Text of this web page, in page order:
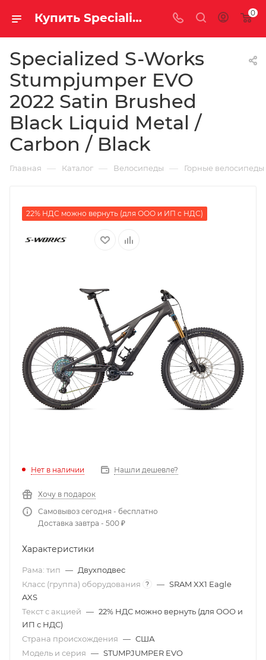
Купить Specialized S-Works Stumpjumper EVO 2022 Satin Brushed Black Liquid Metal / Carbon / Black за рублей, а со скидкой 1 644 000 руб. 0
Specialized S-Works
Stumpjumper EVO
2022 Satin Brushed
Black Liquid Metal /
Carbon / Black
Главная — Каталог — Велосипеды — Горные велосипеды
22% НДС можно вернуть (для ООО и ИП с НДС)
Нет в наличии Нашли дешевле?
Хочу в подарок
Самовывоз сегодня - бесплатно
Доставка завтра - 500 ₽
Характеристики
Рама: тип — Двухподвес
Класс (группа) оборудования
? — SRAM XX1 Eagle
AXS
Текст с акцией — 22% НДС можно вернуть (для ООО и
ИП с НДС)
Страна происхождения — США
Модель и серия — STUMPJUMPER EVO